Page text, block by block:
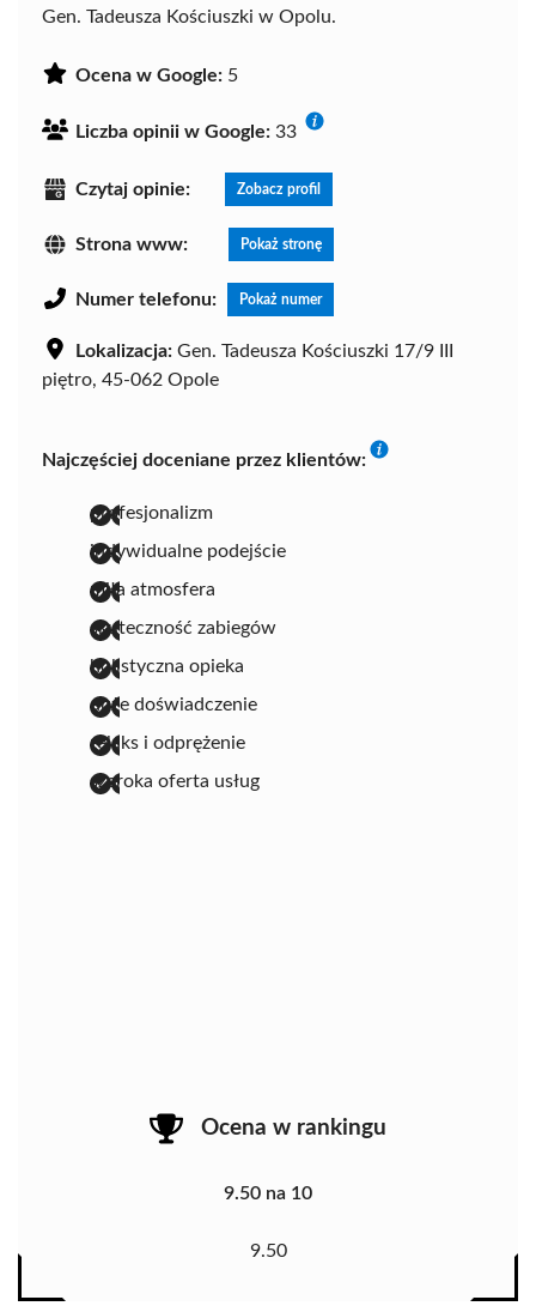
Gen. Tadeusza Kościuszki w Opolu.
Ocena w Google: 5
Liczba opinii w Google: 33
Czytaj opinie: Zobacz profil
Strona www: Pokaż stronę
Numer telefonu: Pokaż numer
Lokalizacja: Gen. Tadeusza Kościuszki 17/9 III
piętro, 45-062 Opole
Najczęściej doceniane przez klientów:
profesjonalizm
indywidualne podejście
miła atmosfera
skuteczność zabiegów
holistyczna opieka
duże doświadczenie
relaks i odprężenie
szeroka oferta usług
Ocena w rankingu
9.50 na 10
9.50